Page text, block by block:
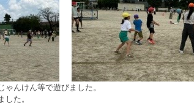
んけん等で遊びました。
た。